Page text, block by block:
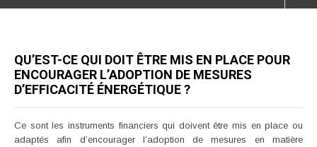
QU’EST-CE QUI DOIT ÊTRE MIS EN PLACE POUR
ENCOURAGER L’ADOPTION DE MESURES
D’EFFICACITÉ ÉNERGÉTIQUE ?
Ce sont les instruments financiers qui doivent être mis en place ou
adaptés afin d’encourager l’adoption de mesures en matière